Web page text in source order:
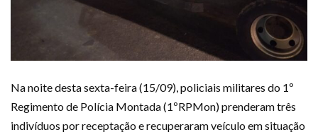
Na noite desta sexta-feira (15/09), policiais militares do 1º
Regimento de Polícia Montada (1ºRPMon) prenderam três
indivíduos por receptação e recuperaram veículo em situação